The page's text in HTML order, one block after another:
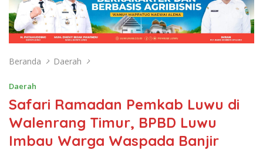
Beranda Daerah
Daerah
Safari Ramadan Pemkab Luwu di
Walenrang Timur, BPBD Luwu
Imbau Warga Waspada Banjir